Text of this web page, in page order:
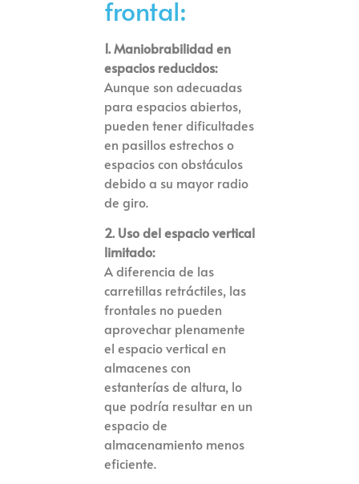
frontal:
1. Maniobrabilidad en
espacios reducidos:
Aunque son adecuadas
para espacios abiertos,
pueden tener dificultades
en pasillos estrechos o
espacios con obstáculos
debido a su mayor radio
de giro.
2. Uso del espacio vertical
limitado:
A diferencia de las
carretillas retráctiles, las
frontales no pueden
aprovechar plenamente
el espacio vertical en
almacenes con
estanterías de altura, lo
que podría resultar en un
espacio de
almacenamiento menos
eficiente.